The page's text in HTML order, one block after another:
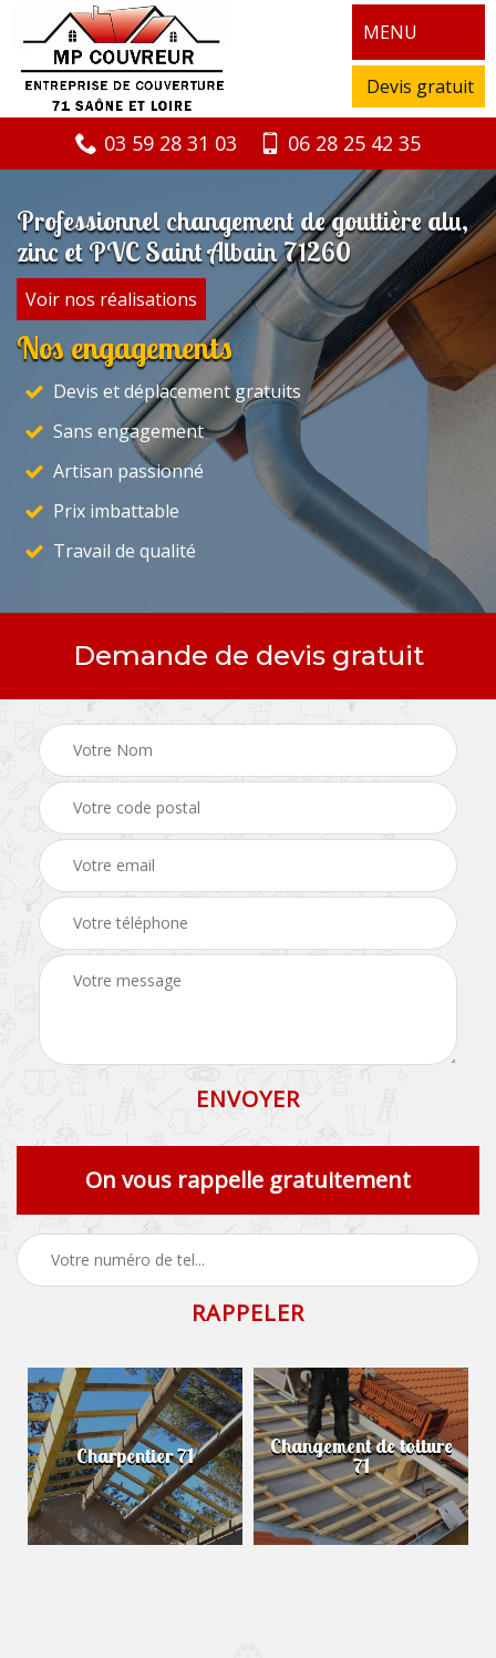
MENU
Devis gratuit
03 59 28 31 03 06 28 25 42 35
Professionnel changement de gouttière alu,
zinc et PVC Saint Albain 71260
Voir nos réalisations
Nos engagements
Devis et déplacement gratuits
Sans engagement
Artisan passionné
Prix imbattable
Travail de qualité
Demande de devis gratuit
On vous rappelle gratuitement
Charpentier 71 Changement de toiture
71